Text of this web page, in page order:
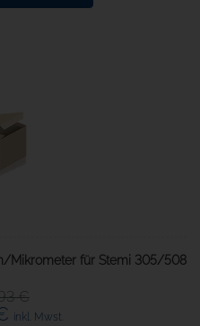
Mikrometer für Stemi 305/508
€
inkl. Mwst.